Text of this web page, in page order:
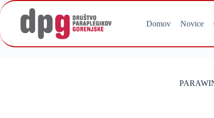
Skip
to
Domov Novice